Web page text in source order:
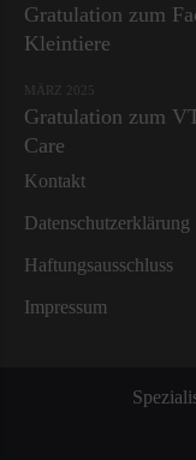
Gratulation zum
Kleintiere
MÄRZ 2025
Gratulation zum
Care
Kontakt
Datenschutzerklärung
Haftungsausschluss
Impressum